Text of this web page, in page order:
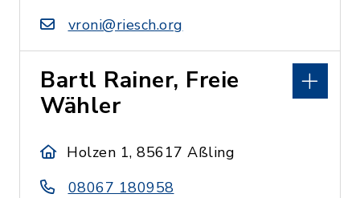
vroni@riesch.org
Bartl Rainer, Freie
Wähler
Holzen 1, 85617 Aßling
08067 180958